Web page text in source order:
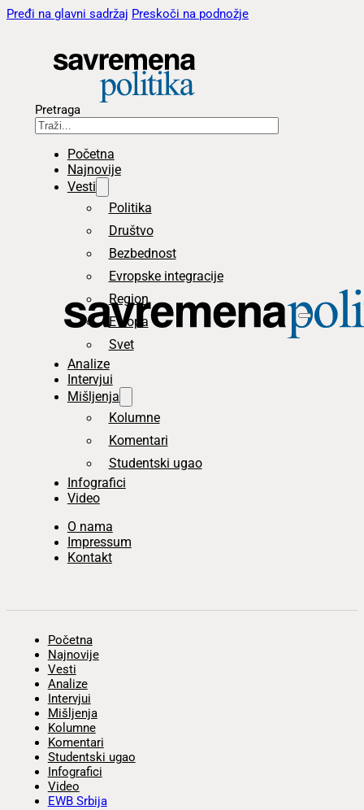
Pređi na glavni sadržaj Preskoči na podnožje
Pretraga
Početna
Najnovije
Vesti
Politika
Društvo
Bezbednost
Evropske integracije
Region
Evropa
Svet
Analize
Intervjui
Mišljenja
Kolumne
Komentari
Studentski ugao
Infografici
Video
O nama
Impressum
Kontakt
Početna
Najnovije
Vesti
Analize
Intervjui
Mišljenja
Kolumne
Komentari
Studentski ugao
Infografici
Video
EWB Srbija